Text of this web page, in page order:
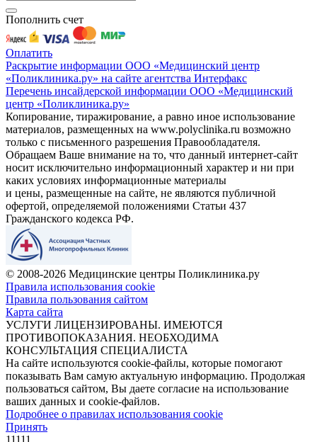
Пополнить счет
Оплатить
Раскрытие информации ООО «Медицинский центр
«Поликлиника.ру» на сайте агентства Интерфакс
Перечень инсайдерской информации ООО «Медицинский
центр «Поликлиника.ру»
Копирование, тиражирование, а равно иное использование
материалов, размещенных на www.polyclinika.ru возможно
только с письменного разрешения Правообладателя.
Обращаем Ваше внимание на то, что данный интернет-сайт
носит исключительно информационный характер и ни при
каких условиях информационные материалы
и цены, размещенные на сайте, не являются публичной
офертой, определяемой положениями Статьи 437
Гражданского кодекса РФ.
© 2008-2026 Медицинские центры Поликлиника.ру
Правила использования cookie
Правила пользования сайтом
Карта сайта
УСЛУГИ ЛИЦЕНЗИРОВАНЫ. ИМЕЮТСЯ
ПРОТИВОПОКАЗАНИЯ. НЕОБХОДИМА
КОНСУЛЬТАЦИЯ СПЕЦИАЛИСТА
На сайте используются cookie-файлы, которые помогают
показывать Вам самую актуальную информацию. Продолжая
пользоваться сайтом, Вы даете согласие на использование
ваших данных и cookie-файлов.
Подробнее о правилах использования cookie
Принять